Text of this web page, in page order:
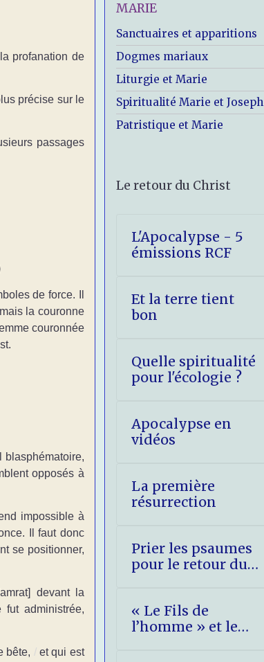
profanation de
précise sur le
passages
de force. Il
la couronne
couronnée
blasphématoire,
opposés à
impossible à
Il faut donc
se positionner,
devant la
administrée,
bête, /et qui est
MARIE
Sanctuaires et apparitions
Dogmes mariaux
Liturgie et Marie
Spiritualité Marie et Joseph
Patristique et Marie
Le retour du Christ
L'Apocalypse - 5
émissions RCF
Et la terre tient
bon
Quelle spiritualité
pour l'écologie ?
Apocalypse en
vidéos
La première
résurrection
Prier les psaumes
pour le retour du
« Le Fils de
l’homme » et le